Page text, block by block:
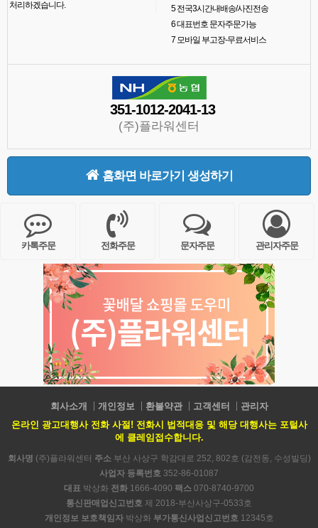
처리하겠습니다.
5전국3시간내배송/사진전송
6대표번호 문자주문가능
7모바일 부고장-무료서비스
351-1012-2041-13
(주)플라워센터
홈화면 바로가기 생성하기
카톡주문 전화주문 문자주문 관리자주문
회사소개 개인정보 환불약관 고객센터
관리자
온라인 광고대행사 전화 사절! 전화시 법적대응 및 해당 대행사는 포털사
에 클레임접수합니다.
회사명 (주)플라워센터 주소부산 사상구 학감대로 252, 802호 (감전동, 수성빌딩)
사업자 등록번호 352-86-01087
대표 박상화 전화 1666-4090 팩스 070-8740-9700
통신판매업신고번호 제 2018-부산사상구-0533호
개인정보 보호책임자박상화 부가통신사업신고번호12345호